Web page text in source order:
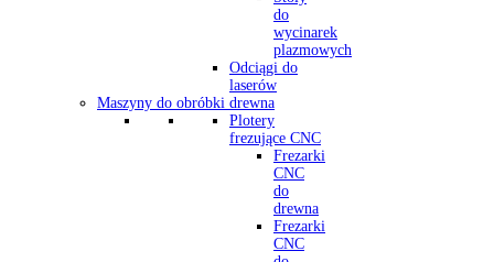
do
wycinarek
plazmowych
Odciągi do
laserów
Maszyny do obróbki drewna
Plotery
frezujące CNC
Frezarki
CNC
do
drewna
Frezarki
CNC